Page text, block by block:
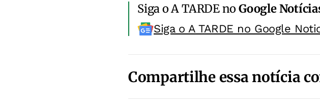
Siga o A TARDE noGoogle
Siga o A TARDE no Google
Compartilhe essa notícia